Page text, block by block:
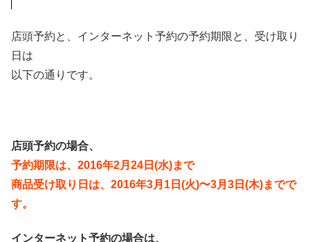
店頭予約と、インターネット予約の予約期限と、受け取り
日は
以下の通りです。
店頭予約の場合、
予約期限は、2016年2月24日(水)まで
商品受け取り日は、2016年3月1日(火)〜3月3日(木)までで
す。
インターネット予約の場合は、